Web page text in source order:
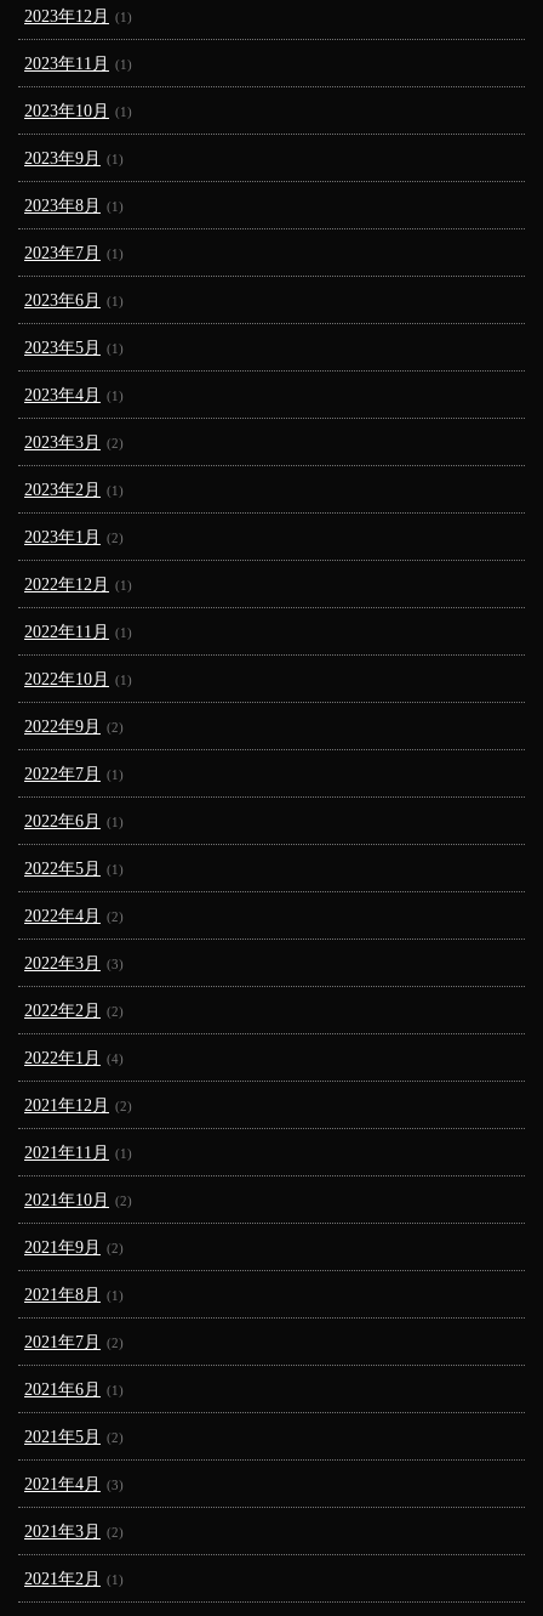
2023年12月 (1)
2023年11月 (1)
2023年10月 (1)
2023年9月 (1)
2023年8月 (1)
2023年7月 (1)
2023年6月 (1)
2023年5月 (1)
2023年4月 (1)
2023年3月 (2)
2023年2月 (1)
2023年1月 (2)
2022年12月 (1)
2022年11月 (1)
2022年10月 (1)
2022年9月 (2)
2022年7月 (1)
2022年6月 (1)
2022年5月 (1)
2022年4月 (2)
2022年3月 (3)
2022年2月 (2)
2022年1月 (4)
2021年12月 (2)
2021年11月 (1)
2021年10月 (2)
2021年9月 (2)
2021年8月 (1)
2021年7月 (2)
2021年6月 (1)
2021年5月 (2)
2021年4月 (3)
2021年3月 (2)
2021年2月 (1)